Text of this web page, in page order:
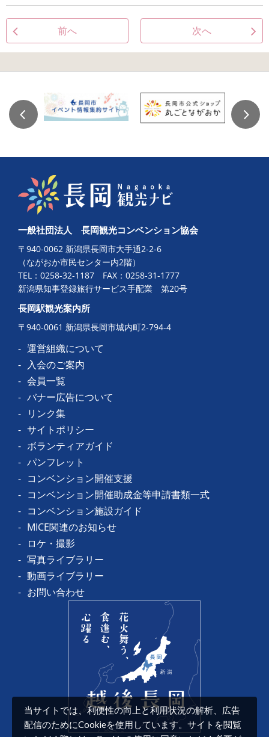
前へ 次へ
一般社団法人 長岡観光コンベンション協会
〒940-0062 新潟県長岡市大手通2-2-6
（ながおか市民センター内2階）
TEL： 0258-32-1187 FAX：0258-31-1777
新潟県知事登録旅行サービス手配業 第20号
長岡駅観光案内所
〒940-0061 新潟県長岡市城内町2-794-4
運営組織について
入会のご案内
会員一覧
バナー広告について
リンク集
サイトポリシー
ボランティアガイド
パンフレット
コンベンション開催支援
コンベンション開催助成金等申請書類一式
コンベンション施設ガイド
MICE関連のお知らせ
ロケ・撮影
写真ライブラリー
動画ライブラリー
お問い合わせ
当サイトでは、利便性の向上と利用状況の解析、広告
配信のためにCookieを使用しています。サイトを閲覧